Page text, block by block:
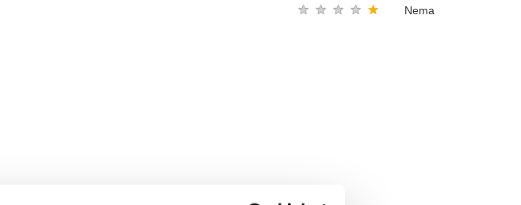
★
★
★
★
★ Nema